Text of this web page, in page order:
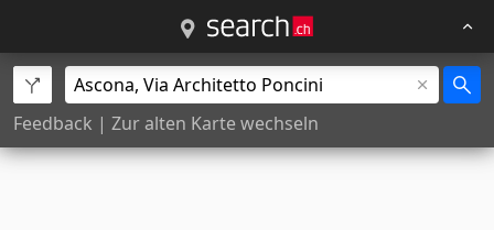
Feedback | Zur alten Karte wechseln